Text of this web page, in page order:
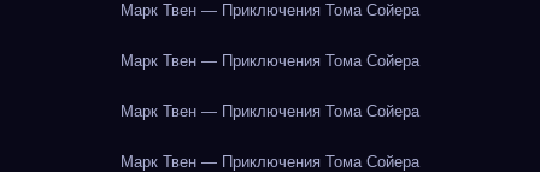
Марк Твен — Приключения Тома Сойера
Марк Твен — Приключения Тома Сойера
Марк Твен — Приключения Тома Сойера
Марк Твен — Приключения Тома Сойера